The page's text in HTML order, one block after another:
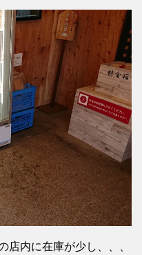
店内に在庫が少し、、、